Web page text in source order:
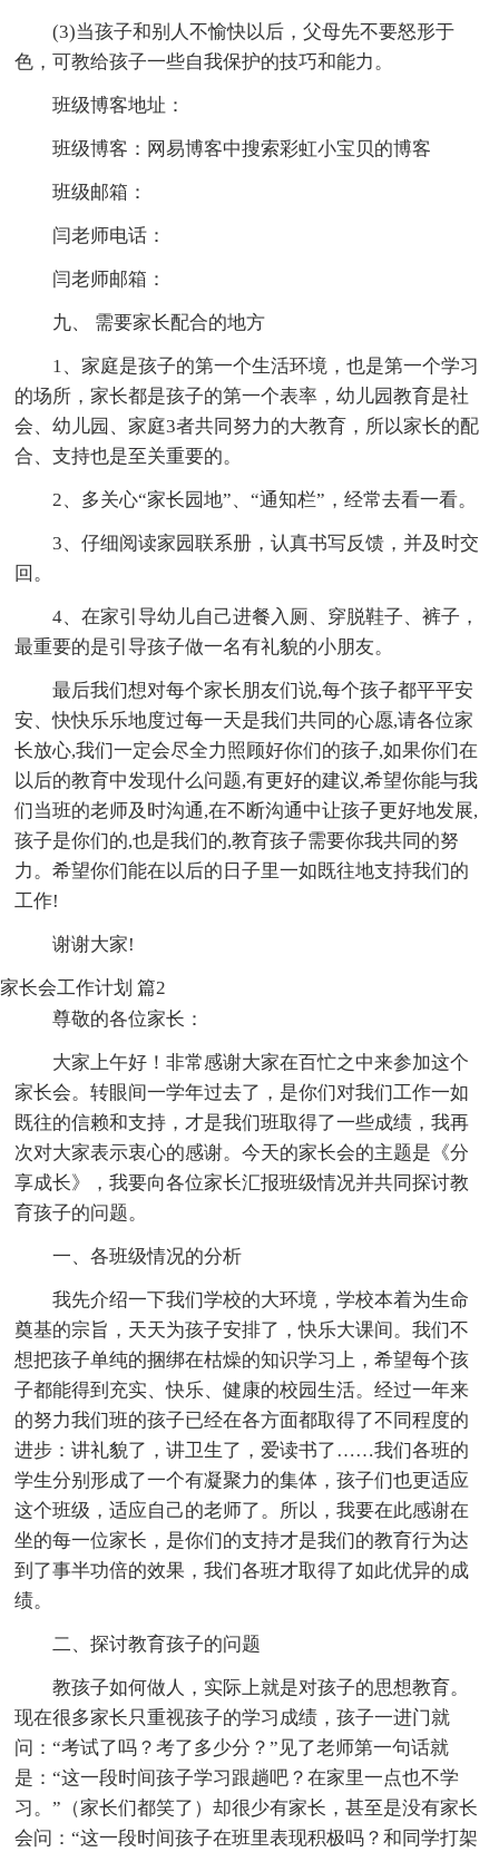
(3)当孩子和别人不愉快以后，父母先不要怒形于
色，可教给孩子一些自我保护的技巧和能力。
班级博客地址：
班级博客：网易博客中搜索彩虹小宝贝的博客
班级邮箱：
闫老师电话：
闫老师邮箱：
九、 需要家长配合的地方
1、家庭是孩子的第一个生活环境，也是第一个学习
的场所，家长都是孩子的第一个表率，幼儿园教育是社
会、幼儿园、家庭3者共同努力的大教育，所以家长的配
合、支持也是至关重要的。
2、多关心“家长园地”、“通知栏”，经常去看一看。
3、仔细阅读家园联系册，认真书写反馈，并及时交
回。
4、在家引导幼儿自己进餐入厕、穿脱鞋子、裤子，
最重要的是引导孩子做一名有礼貌的小朋友。
最后我们想对每个家长朋友们说,每个孩子都平平安
安、快快乐乐地度过每一天是我们共同的心愿,请各位家
长放心,我们一定会尽全力照顾好你们的孩子,如果你们在
以后的教育中发现什么问题,有更好的建议,希望你能与我
们当班的老师及时沟通,在不断沟通中让孩子更好地发展,
孩子是你们的,也是我们的,教育孩子需要你我共同的努
力。希望你们能在以后的日子里一如既往地支持我们的
工作!
谢谢大家!
家长会工作计划 篇2
尊敬的各位家长：
大家上午好！非常感谢大家在百忙之中来参加这个
家长会。转眼间一学年过去了，是你们对我们工作一如
既往的信赖和支持，才是我们班取得了一些成绩，我再
次对大家表示衷心的感谢。今天的家长会的主题是《分
享成长》，我要向各位家长汇报班级情况并共同探讨教
育孩子的问题。
一、各班级情况的分析
我先介绍一下我们学校的大环境，学校本着为生命
奠基的宗旨，天天为孩子安排了，快乐大课间。我们不
想把孩子单纯的捆绑在枯燥的知识学习上，希望每个孩
子都能得到充实、快乐、健康的校园生活。经过一年来
的努力我们班的孩子已经在各方面都取得了不同程度的
进步：讲礼貌了，讲卫生了，爱读书了……我们各班的
学生分别形成了一个有凝聚力的集体，孩子们也更适应
这个班级，适应自己的老师了。所以，我要在此感谢在
坐的每一位家长，是你们的支持才是我们的教育行为达
到了事半功倍的效果，我们各班才取得了如此优异的成
绩。
二、探讨教育孩子的问题
教孩子如何做人，实际上就是对孩子的思想教育。
现在很多家长只重视孩子的学习成绩，孩子一进门就
问：“考试了吗？考了多少分？”见了老师第一句话就
是：“这一段时间孩子学习跟趟吧？在家里一点也不学
习。”（家长们都笑了）却很少有家长，甚至是没有家长
会问：“这一段时间孩子在班里表现积极吗？和同学打架